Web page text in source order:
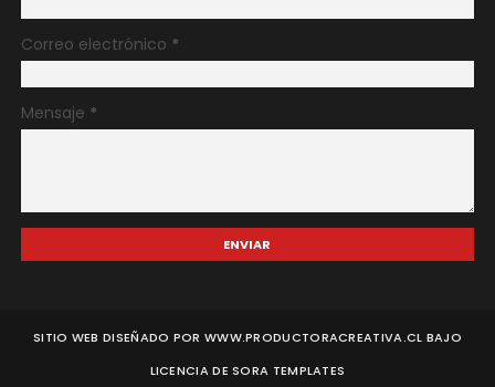
Correo electrónico *
Mensaje *
SITIO WEB DISEÑADO POR WWW.PRODUCTORACREATIVA.CL BAJO
LICENCIA DESORA TEMPLATES